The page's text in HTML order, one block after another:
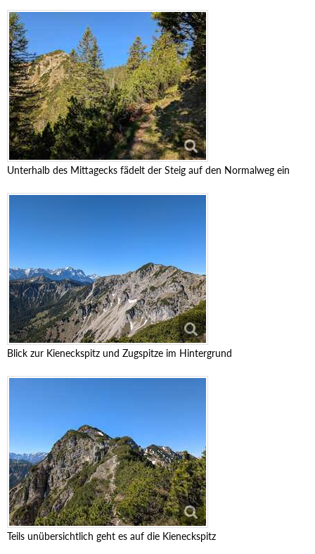
Unterhalb des Mittagecks fädelt der Steig auf den Normalweg ein
Blick zur Kieneckspitz und Zugspitze im Hintergrund
Teils unübersichtlich geht es auf die Kieneckspitz